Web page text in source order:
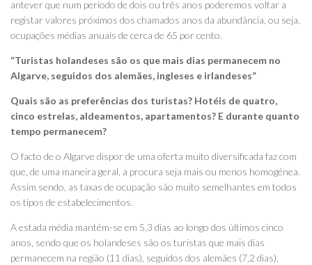
antever que num período de dois ou três anos poderemos voltar a
registar valores próximos dos chamados anos da abundância, ou seja,
ocupações médias anuais de cerca de 65 por cento.
“Turistas holandeses são os que mais dias permanecem no
Algarve, seguidos dos alemães, ingleses e irlandeses”
Quais são as preferências dos turistas? Hotéis de quatro,
cinco estrelas, aldeamentos, apartamentos? E durante quanto
tempo permanecem?
O facto de o Algarve dispor de uma oferta muito diversificada faz com
que, de uma maneira geral, a procura seja mais ou menos homogénea.
Assim sendo, as taxas de ocupação são muito semelhantes em todos
os tipos de estabelecimentos.
A estada média mantém-se em 5,3 dias ao longo dos últimos cinco
anos, sendo que os holandeses são os turistas que mais dias
permanecem na região (11 dias), seguidos dos alemães (7,2 dias),